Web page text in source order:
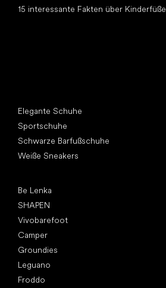
15 interessante Fakten über Kinderfüße
Elegante Schuhe
Sportschuhe
Schwarze Barfußschuhe
Weiße Sneakers
Be Lenka
SHAPEN
Vivobarefoot
Camper
Groundies
Leguano
Froddo